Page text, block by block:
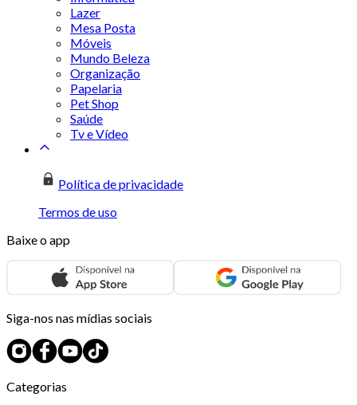
Lazer
Mesa Posta
Móveis
Mundo Beleza
Organização
Papelaria
Pet Shop
Saúde
Tv e Vídeo
Política de privacidade
Termos de uso
Baixe o app
Siga-nos nas mídias sociais
Categorias